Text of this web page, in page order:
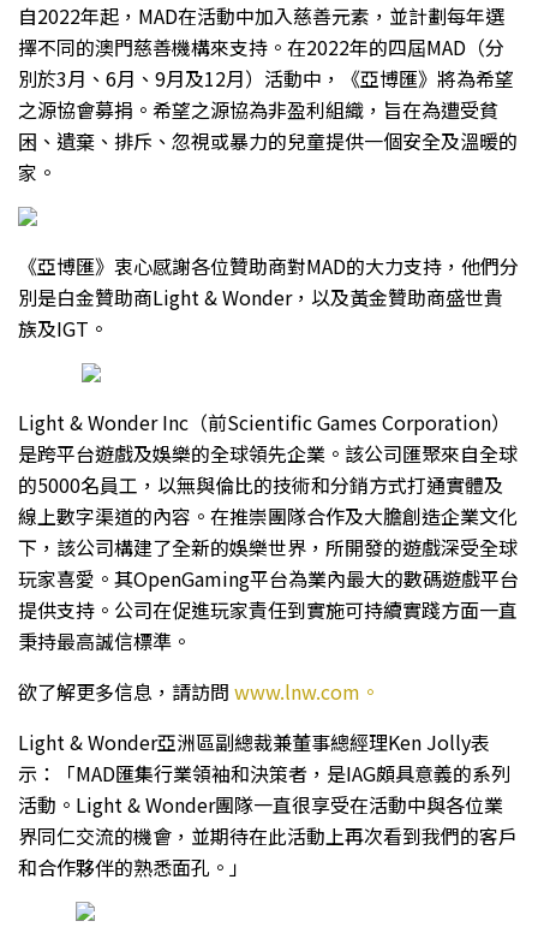
自2022年起，MAD在活動中加入慈善元素，並計劃每年選
擇不同的澳門慈善機構來支持。在2022年的四屆MAD（分
別於3月、6月、9月及12月）活動中，《亞博匯》將為希望
之源協會募捐。希望之源協為非盈利組織，旨在為遭受貧
困、遺棄、排斥、忽視或暴力的兒童提供一個安全及溫暖的
家。
《亞博匯》衷心感謝各位贊助商對MAD的大力支持，他們分
別是白金贊助商Light & Wonder，以及黃金贊助商盛世貴
族及IGT。
Light & Wonder Inc（前Scientific Games Corporation）
是跨平台遊戲及娛樂的全球領先企業。該公司匯聚來自全球
的5000名員工，以無與倫比的技術和分銷方式打通實體及
線上數字渠道的內容。在推崇團隊合作及大膽創造企業文化
下，該公司構建了全新的娛樂世界，所開發的遊戲深受全球
玩家喜愛。其OpenGaming平台為業內最大的數碼遊戲平台
提供支持。公司在促進玩家責任到實施可持續實踐方面一直
秉持最高誠信標準。
欲了解更多信息，請訪問 www.lnw.com。
Light & Wonder亞洲區副總裁兼董事總經理Ken Jolly表
示：「MAD匯集行業領袖和決策者，是IAG頗具意義的系列
活動。Light & Wonder團隊一直很享受在活動中與各位業
界同仁交流的機會，並期待在此活動上再次看到我們的客戶
和合作夥伴的熟悉面孔。」